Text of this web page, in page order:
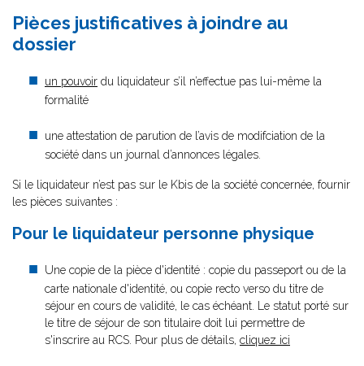
Pièces justificatives à joindre au
dossier
un pouvoir du liquidateur s’il n’effectue pas lui-même la
formalité
une attestation de parution de l’avis de modifciation de la
société dans un journal d’annonces légales.
Si le liquidateur n’est pas sur le Kbis de la société concernée, fournir
les pièces suivantes :
Pour le liquidateur personne physique
Une copie de la pièce d'identité : copie du passeport ou de la
carte nationale d'identité, ou copie recto verso du titre de
séjour en cours de validité, le cas échéant. Le statut porté sur
le titre de séjour de son titulaire doit lui permettre de
s'inscrire au RCS. Pour plus de détails, cliquez ici